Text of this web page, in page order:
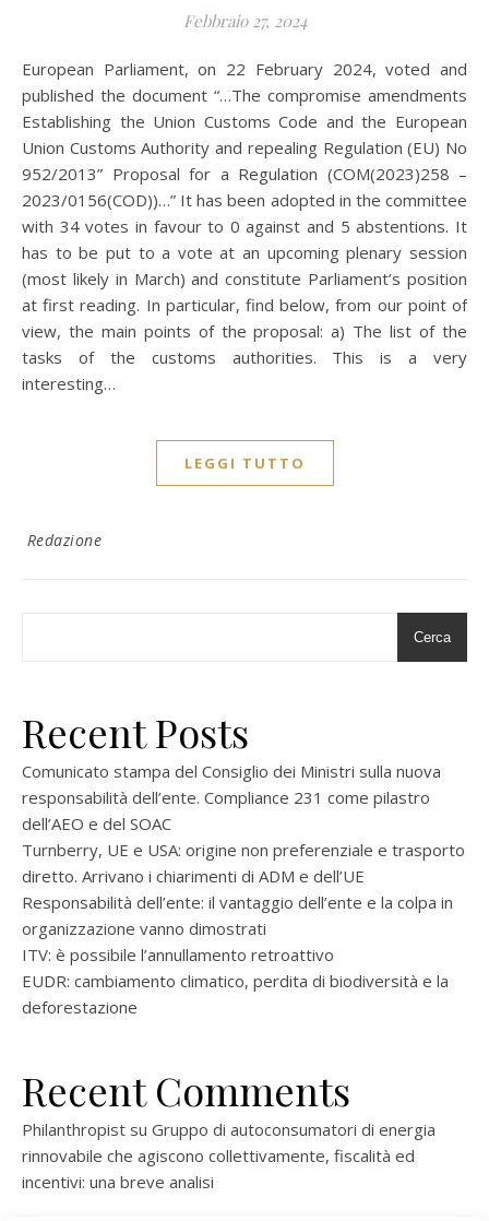
Febbraio 27, 2024
European Parliament, on 22 February 2024, voted and
published the document “…The compromise amendments
Establishing the Union Customs Code and the European
Union Customs Authority and repealing Regulation (EU) No
952/2013” Proposal for a Regulation (COM(2023)258 –
2023/0156(COD))…” It has been adopted in the committee
with 34 votes in favour to 0 against and 5 abstentions. It
has to be put to a vote at an upcoming plenary session
(most likely in March) and constitute Parliament’s position
at first reading. In particular, find below, from our point of
view, the main points of the proposal: a) The list of the
tasks of the customs authorities. This is a very
interesting…
LEGGI TUTTO
Redazione
Cerca
Recent Posts
Comunicato stampa del Consiglio dei Ministri sulla nuova
responsabilità dell’ente. Compliance 231 come pilastro
dell’AEO e del SOAC
Turnberry, UE e USA: origine non preferenziale e trasporto
diretto. Arrivano i chiarimenti di ADM e dell’UE
Responsabilità dell’ente: il vantaggio dell’ente e la colpa in
organizzazione vanno dimostrati
ITV: è possibile l’annullamento retroattivo
EUDR: cambiamento climatico, perdita di biodiversità e la
deforestazione
Recent Comments
Philanthropist su Gruppo di autoconsumatori di energia
rinnovabile che agiscono collettivamente, fiscalità ed
incentivi: una breve analisi